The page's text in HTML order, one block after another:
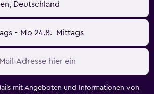
Deutschland
- Mo 24.8. Mittags
mit Angeboten und Informationen von